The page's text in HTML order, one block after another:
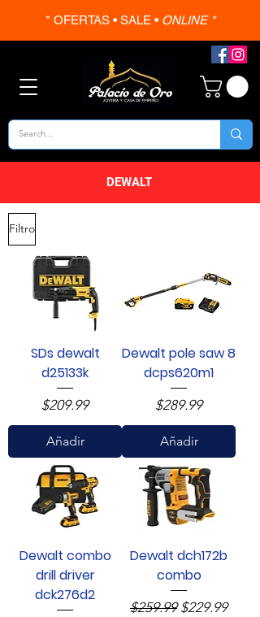
* OFERTAS • SALE •ONLINE *
DEWALT
Filtro
SDs dewalt
d25133k
Precio
$209.99
Añadir
Dewalt pole saw 8
dcps620m1
Precio
$289.99
Añadir
Dewalt combo
drill driver
dck276d2
Dewalt dch172b
combo
Precio
$259.99 Precio de
$229.99